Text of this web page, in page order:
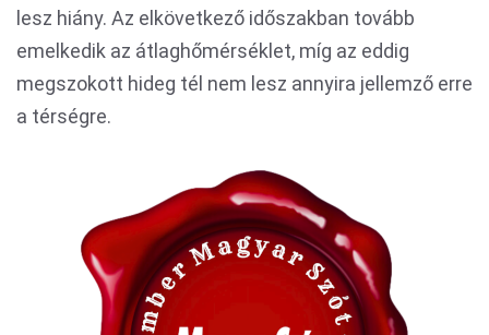
lesz hiány. Az elkövetkező időszakban tovább
emelkedik az átlaghőmérséklet, míg az eddig
megszokott hideg tél nem lesz annyira jellemző erre
a térségre.